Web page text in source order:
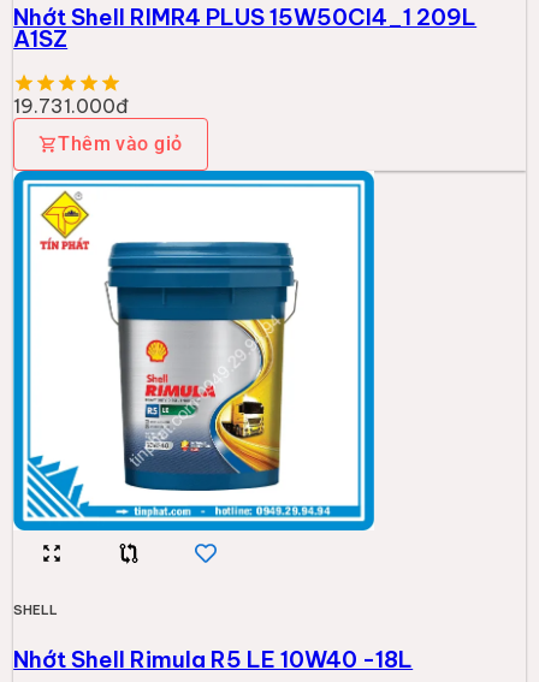
Nhớt Shell RIMR4 PLUS 15W50CI4_1 209L
A1SZ
19.731.000đ
Thêm vào giỏ
SHELL
Nhớt Shell Rimula R5 LE 10W40 -18L